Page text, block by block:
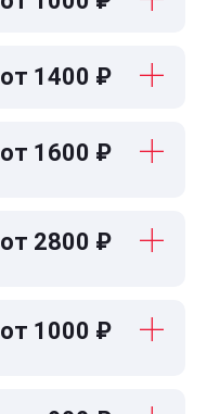
от 1400 ₽
от 1600 ₽
от 2800 ₽
от 1000 ₽